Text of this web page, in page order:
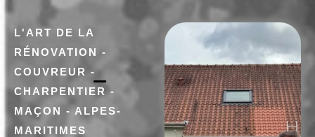
L'ART DE LA
RÉNOVATION -
COUVREUR -
CHARPENTIER -
MAÇON - ALPES-
MARITIMES